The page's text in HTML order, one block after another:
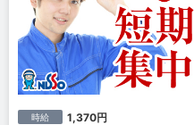
時給 1,370円